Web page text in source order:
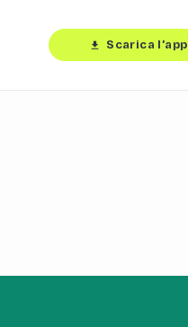
download Scarica l’app